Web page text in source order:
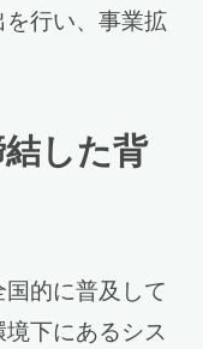
行い、事業拡
した背
的に普及して
下にあるシス